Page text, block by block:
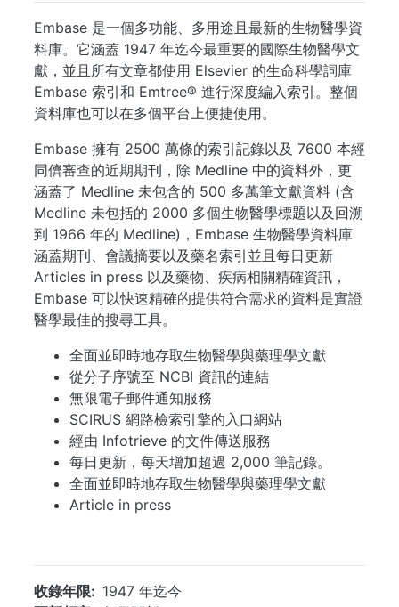
Embase 是一個多功能、多用途且最新的生物醫學資
料庫。它涵蓋 1947 年迄今最重要的國際生物醫學文
獻，並且所有文章都使用 Elsevier 的生命科學詞庫
Embase 索引和 Emtree® 進行深度編入索引。整個
資料庫也可以在多個平台上便捷使用。
Embase 擁有 2500 萬條的索引記錄以及 7600 本經
同儕審查的近期期刊，除 Medline 中的資料外，更
涵蓋了 Medline 未包含的 500 多萬筆文獻資料 (含
Medline 未包括的 2000 多個生物醫學標題以及回溯
到 1966 年的 Medline)，Embase 生物醫學資料庫
涵蓋期刊、會議摘要以及藥名索引並且每日更新
Articles in press 以及藥物、疾病相關精確資訊，
Embase 可以快速精確的提供符合需求的資料是實證
醫學最佳的搜尋工具。
全面並即時地存取生物醫學與藥理學文獻
從分子序號至 NCBI 資訊的連結
無限電子郵件通知服務
SCIRUS 網路檢索引擎的入口網站
經由 Infotrieve 的文件傳送服務
每日更新，每天增加超過 2,000 筆記錄。
全面並即時地存取生物醫學與藥理學文獻
Article in press
收錄年限
1947 年迄今